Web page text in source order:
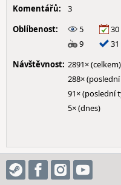
Komentářů:
3
Oblíbenost:
5
30
9
31
Návštěvnost: 2891× (celkem)
288×
91× (poslední
5× (dnes)